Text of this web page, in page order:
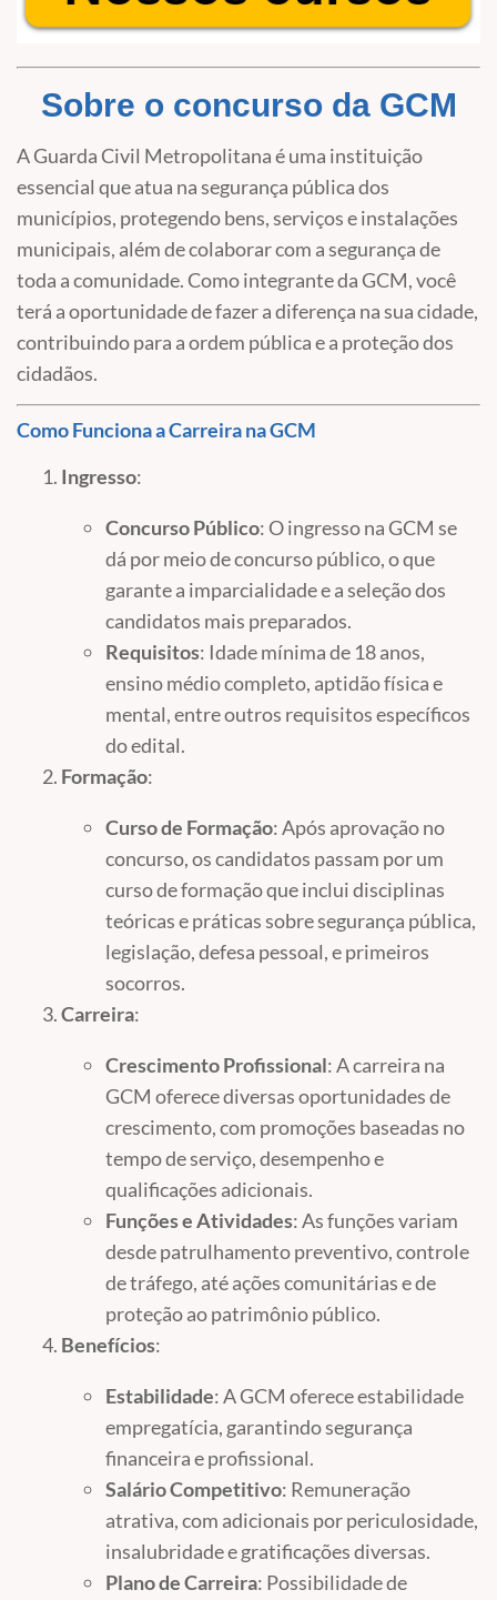
Sobre o concurso da GCM
A Guarda Civil Metropolitana é uma instituição
essencial que atua na segurança pública dos
municípios, protegendo bens, serviços e instalações
municipais, além de colaborar com a segurança de
toda a comunidade. Como integrante da GCM, você
terá a oportunidade de fazer a diferença na sua cidade,
contribuindo para a ordem pública e a proteção dos
cidadãos.
Como Funciona a Carreira na GCM
Ingresso:
Concurso Público: O ingresso na GCM se
dá por meio de concurso público, o que
garante a imparcialidade e a seleção dos
candidatos mais preparados.
Requisitos: Idade mínima de 18 anos,
ensino médio completo, aptidão física e
mental, entre outros requisitos específicos
do edital.
Formação:
Curso de Formação: Após aprovação no
concurso, os candidatos passam por um
curso de formação que inclui disciplinas
teóricas e práticas sobre segurança pública,
legislação, defesa pessoal, e primeiros
socorros.
Carreira:
Crescimento Profissional: A carreira na
GCM oferece diversas oportunidades de
crescimento, com promoções baseadas no
tempo de serviço, desempenho e
qualificações adicionais.
Funções e Atividades: As funções variam
desde patrulhamento preventivo, controle
de tráfego, até ações comunitárias e de
proteção ao patrimônio público.
Benefícios:
Estabilidade: A GCM oferece estabilidade
empregatícia, garantindo segurança
financeira e profissional.
Salário Competitivo: Remuneração
atrativa, com adicionais por periculosidade,
insalubridade e gratificações diversas.
Plano de Carreira: Possibilidade de